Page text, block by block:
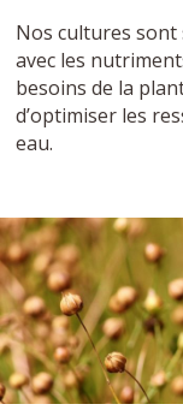
Nos cultures
avec les
besoins de la
d’optimiser les
eau.